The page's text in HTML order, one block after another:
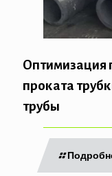
Оптимизация
проката
трубы